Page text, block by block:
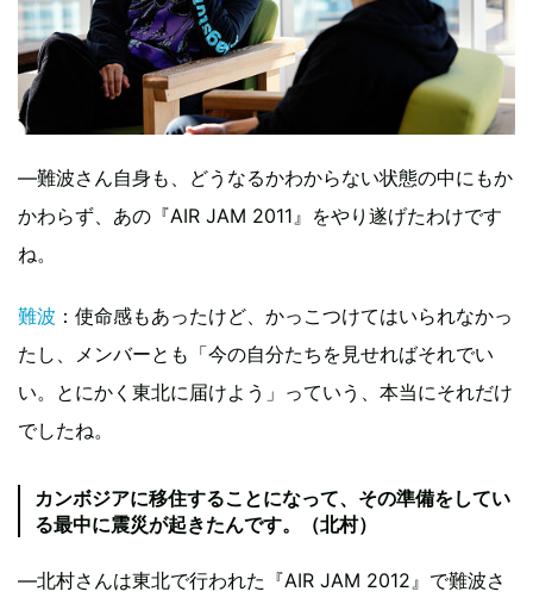
―難波さん自身も、どうなるかわからない状態の中にもか
かわらず、あの『AIR JAM 2011』をやり遂げたわけです
ね。
難波 ：使命感もあったけど、かっこつけてはいられなかっ
たし、メンバーとも「今の自分たちを見せればそれでい
い。とにかく東北に届けよう」っていう、本当にそれだけ
でしたね。
カンボジアに移住することになって、その準備をしてい
る最中に震災が起きたんです。（北村）
―北村さんは東北で行われた『AIR JAM 2012』で難波さ